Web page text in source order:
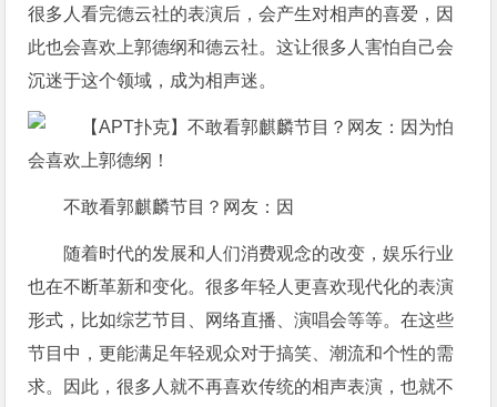
很多人看完德云社的表演后，会产生对相声的喜爱，因
此也会喜欢上郭德纲和德云社。这让很多人害怕自己会
沉迷于这个领域，成为相声迷。
不敢看郭麒麟节目？网友：因
随着时代的发展和人们消费观念的改变，娱乐行业
也在不断革新和变化。很多年轻人更喜欢现代化的表演
形式，比如综艺节目、网络直播、演唱会等等。在这些
节目中，更能满足年轻观众对于搞笑、潮流和个性的需
求。因此，很多人就不再喜欢传统的相声表演，也就不